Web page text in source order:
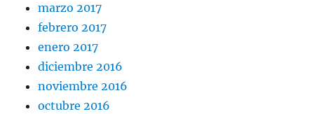
marzo 2017
febrero 2017
enero 2017
diciembre 2016
noviembre 2016
octubre 2016